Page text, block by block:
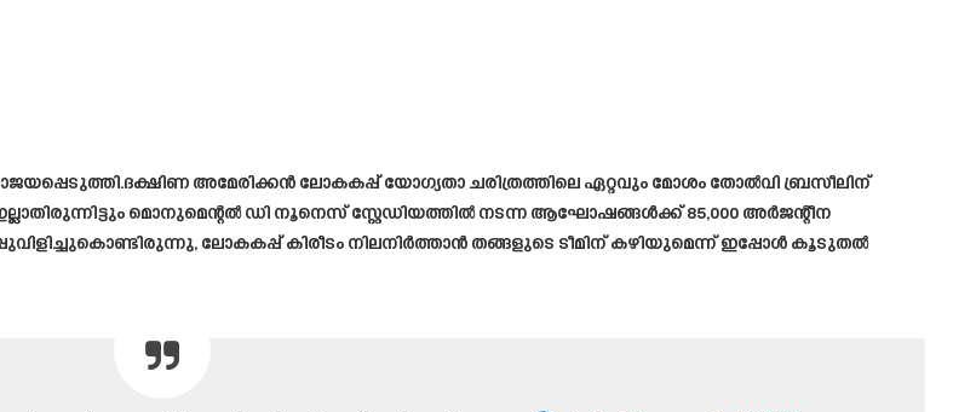
അമേരിക്കൻ ലോകകപ്പ് യോഗ്യതാ ചരിത്രത്തിലെ ഏറ്റവും മോശം തോൽവി ബ്രസീലിന്
മൊനുമെന്റൽ ഡി നൂനെസ് സ്റ്റേഡിയത്തിൽ നടന്ന ആഘോഷങ്ങൾക്ക് 85,000 അർജന്റീന
ലോകകപ്പ് കിരീടം നിലനിർത്താൻ തങ്ങളുടെ ടീമിന് കഴിയുമെന്ന് ഇപ്പോൾ കൂടുതൽ